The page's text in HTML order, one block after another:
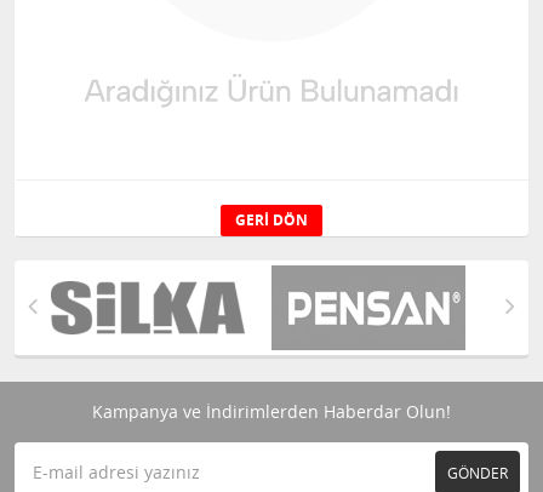
GERI DÖN
Kampanya ve İndirimlerden Haberdar Olun!
GÖNDER